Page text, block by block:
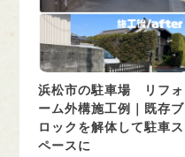
浜松市の駐車場 リフォ
ーム外構施工例｜既存ブ
ロックを解体して駐車ス
ペースに